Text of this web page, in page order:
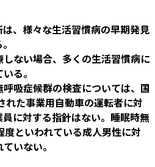
、様々な生活習慣病の早期発見
ない場合、多くの生活習慣病に
る。
吸症候群の検査については、国
れた事業用自動車の運転者に対
に対する指針はない。睡眠時無
といわれている成人男性に対
いない。